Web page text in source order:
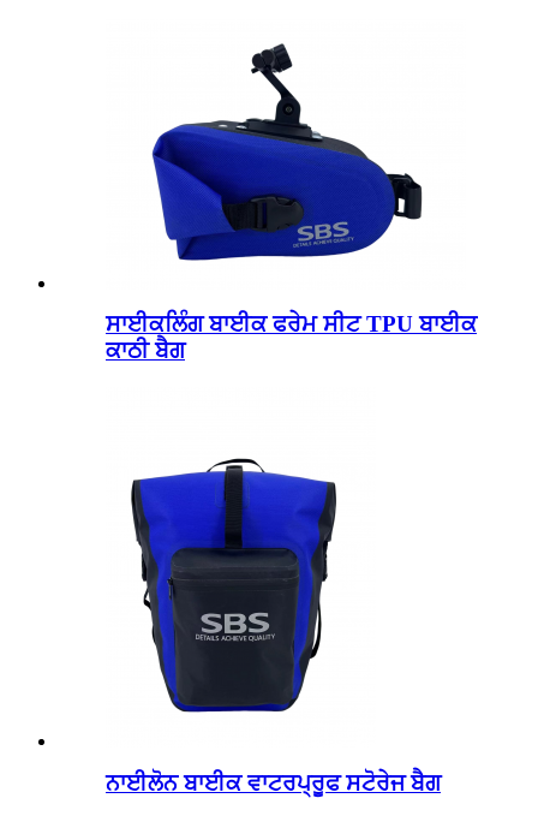
ਸਾਈਕਲਿੰਗ ਬਾਈਕ ਫਰੇਮ ਸੀਟ TPU ਬਾਈਕ
ਕਾਠੀ ਬੈਗ
ਨਾਈਲੋਨ ਬਾਈਕ ਵਾਟਰਪ੍ਰੂਫ ਸਟੋਰੇਜ ਬੈਗ